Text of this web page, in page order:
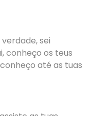
sei
conheço os teus
até as tuas